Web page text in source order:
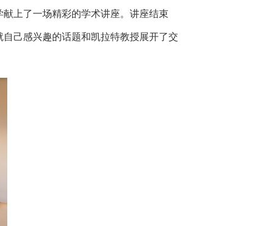
上了一场精彩的学术讲座。讲座结束
己感兴趣的话题和凯拉特教授展开了交